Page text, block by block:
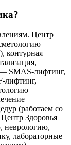
Центр
—
контурная
SMAS-лифтинг,
лифтинг,
—
(работаем со
Здоровья
неврологию,
лабораторные